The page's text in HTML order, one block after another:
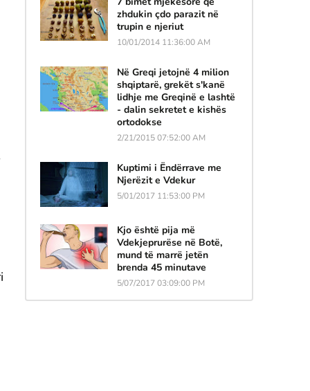
zhdukin çdo parazit në
trupin e njeriut
10/01/2014 11:36:00 AM
Në Greqi jetojnë 4 milion
shqiptarë, grekët s'kanë
lidhje me Greqinë e lashtë
- dalin sekretet e kishës
ortodokse
2/21/2015 07:52:00 AM
Kuptimi i Ëndërrave me
Njerëzit e Vdekur
5/01/2017 11:53:00 PM
Kjo është pija më
Vdekjeprurëse në Botë,
mund të marrë jetën
brenda 45 minutave
5/07/2017 03:09:00 PM